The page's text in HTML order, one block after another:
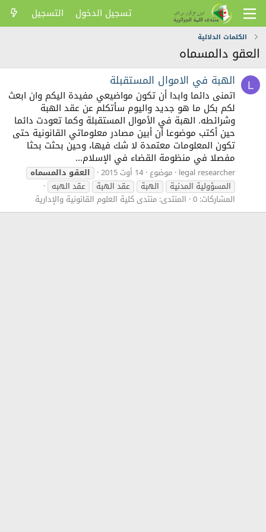
تسجيل الدخول التسجيل
الكلمات الدلالية
العقو دالمسماه
L الهبة في الاموال المستقبلة
اتمنى دائما وابدا أن تكون مواضيعي مفيدة اليكم وان ابعث
لكم بكل ما هو جديد واليوم سأتكلم عن عقد الهبة
وشرائطه. الهبة في الأموال المستقبلة وكما تعودت دائما
حين أكتب موضوعا أن أبين مصادر معلوماتي القانونية حتى
تكون المعلومات معتمدة لا شك فيها، وحين بحثت بحثا
مفصلا في منظومة القضاء في الإسلام...
legal researcher موضوع 14 أوت 2015 العقودالمسماه
المسؤولية المدنية
الهبة عقد الهبة
عقد الهبه
المشاركات: 0
المنتدى: منتدى كلية العلوم القانونية والإدارية